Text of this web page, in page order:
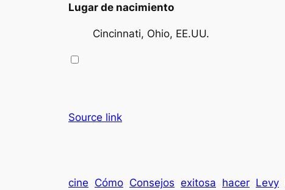
Lugar de nacimiento
Cincinnati, Ohio, EE.UU.
Source link
cine Cómo Consejos exitosa hacer Levy